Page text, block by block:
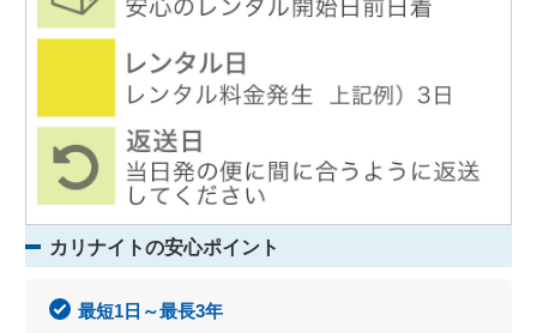
カリナイトの安心ポイント
最短1日～最長3年